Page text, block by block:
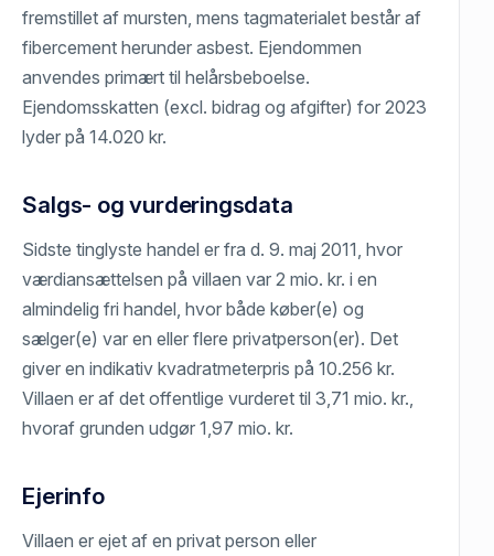
fremstillet af mursten, mens tagmaterialet består af
fibercement herunder asbest. Ejendommen
anvendes primært til helårsbeboelse.
Ejendomsskatten (excl. bidrag og afgifter) for 2023
lyder på 14.020 kr.
Salgs- og vurderingsdata
Sidste tinglyste handel er fra d. 9. maj 2011, hvor
værdiansættelsen på villaen var 2 mio. kr. i en
almindelig fri handel, hvor både køber(e) og
sælger(e) var en eller flere privatperson(er). Det
giver en indikativ kvadratmeterpris på 10.256 kr.
Villaen er af det offentlige vurderet til 3,71 mio. kr.,
hvoraf grunden udgør 1,97 mio. kr.
Ejerinfo
Villaen er ejet af en privat person eller